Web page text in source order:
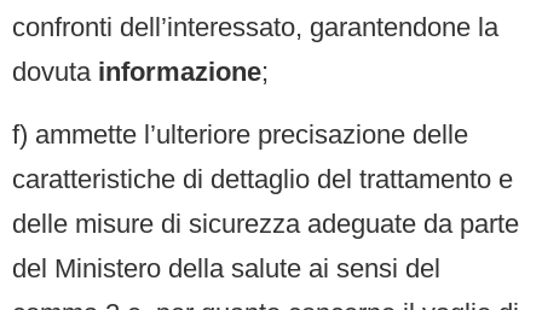
confronti dell’interessato, garantendone la
dovuta informazione;
f) ammette l’ulteriore precisazione delle
caratteristiche di dettaglio del trattamento e
delle misure di sicurezza adeguate da parte
del Ministero della salute ai sensi del